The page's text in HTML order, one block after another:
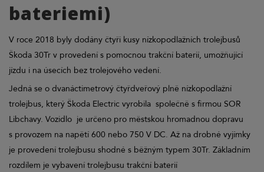
bateriemi)
V roce 2018 byly dodány čtyři kusy nízkopodlažních trolejbusů
Škoda 30Tr v provedení s pomocnou trakční baterií, umožňující
jízdu i na úsecích bez trolejového vedení.
Jedná se o dvanáctimetrový čtyřdveřový plně nízkopodlažní
trolejbus, který Škoda Electric vyrobila společně s firmou SOR
Libchavy. Vozidlo je určeno pro městskou hromadnou dopravu
s provozem na napětí 600 nebo 750 V DC. Až na drobné vyjímky
je provedení trolejbusu shodné s běžným typem 30Tr. Základním
rozdílem je vybavení trolejbusu trakční baterií